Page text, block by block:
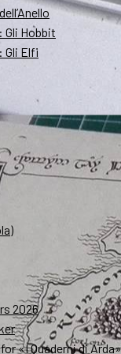
Gli Hobbit
Gli Elfi
2026
«I Quaderni di Arda»